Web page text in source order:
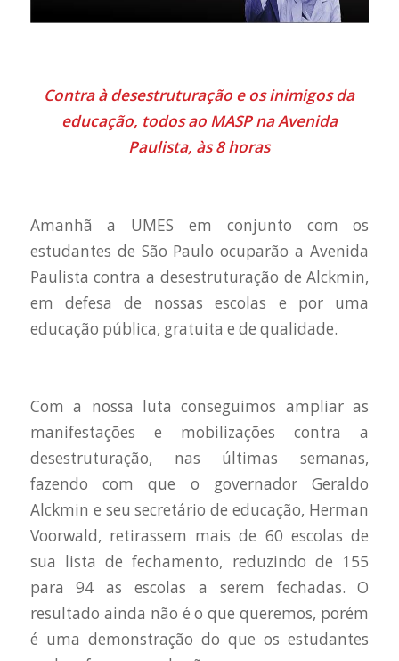
Contra à desestruturação e os inimigos da
educação, todos ao MASP na Avenida
Paulista, às 8 horas
Amanhã a UMES em conjunto com os
estudantes de São Paulo ocuparão a Avenida
Paulista contra a desestruturação de Alckmin,
em defesa de nossas escolas e por uma
educação pública, gratuita e de qualidade.
Com a nossa luta conseguimos ampliar as
manifestações e mobilizações contra a
desestruturação, nas últimas semanas,
fazendo com que o governador Geraldo
Alckmin e seu secretário de educação, Herman
Voorwald, retirassem mais de 60 escolas de
sua lista de fechamento, reduzindo de 155
para 94 as escolas a serem fechadas. O
resultado ainda não é o que queremos, porém
é uma demonstração do que os estudantes